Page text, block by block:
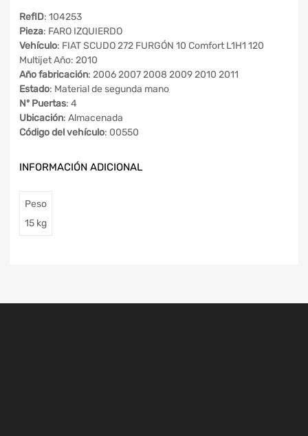
RefID: 104253
Pieza: FARO IZQUIERDO
Vehículo: FIAT SCUDO 272 FURGÓN 10 Comfort L1H1 120
Multijet Año: 2010
Año fabricación: 2006 2007 2008 2009 2010 2011
Estado: Material de segunda mano
Nº Puertas: 4
Ubicación: Almacenada
Código del vehículo: 00550
INFORMACIÓN ADICIONAL
Peso
15 kg